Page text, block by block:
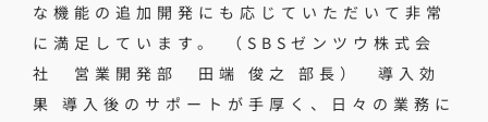
な機能の追加開発にも応じていただいて非常
に満足しています。 （SBSゼンツウ株式会
社 営業開発部 田端 俊之 部長） 導入効
果 導入後のサポートが手厚く、日々の業務に